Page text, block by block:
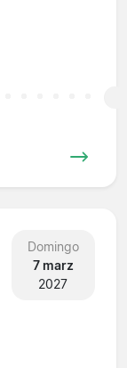
Domingo
7 marz
2027